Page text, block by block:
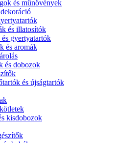
és műnövények
és illatosítók
és gyertyatartók
és aromák
és dobozok
és újságtartók
kisdobozok